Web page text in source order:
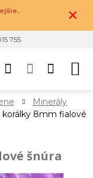
×
755
Minerály
korálky 8mm fialové
šnúra